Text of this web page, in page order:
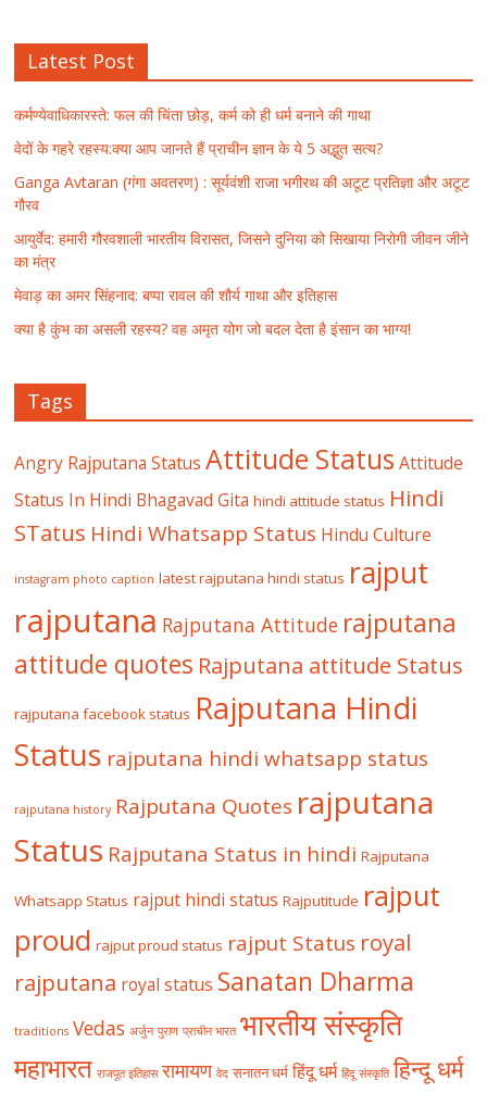
Latest Post
कर्मण्येवाधिकारस्ते: फल की चिंता छोड़, कर्म को ही धर्म बनाने की गाथा
वेदों के गहरे रहस्य:क्या आप जानते हैं प्राचीन ज्ञान के ये 5 अद्भुत सत्य?
Ganga Avtaran (गंगा अवतरण) : सूर्यवंशी राजा भगीरथ की अटूट प्रतिज्ञा और अटूट
गौरव
आयुर्वेद: हमारी गौरवशाली भारतीय विरासत, जिसने दुनिया को सिखाया निरोगी जीवन जीने
का मंत्र
मेवाड़ का अमर सिंहनाद: बप्पा रावल की शौर्य गाथा और इतिहास
क्या है कुंभ का असली रहस्य? वह अमृत योग जो बदल देता है इंसान का भाग्य!
Tags
Angry Rajputana Status Attitude Status Attitude
Status In Hindi Bhagavad Gita hindi attitude status Hindi
STatus Hindi Whatsapp Status Hindu Culture
instagram photo caption latest rajputana hindi status rajput
rajputana Rajputana Attitude rajputana
attitude quotes Rajputana attitude Status
rajputana facebook status Rajputana Hindi
Status rajputana hindi whatsapp status
rajputana history Rajputana Quotes rajputana
Status Rajputana Status in hindi Rajputana
Whatsapp Status rajput hindi status Rajputitude rajput
proud rajput proud status rajput Status royal
rajputana royal status Sanatan Dharma
traditions Vedas अर्जुन पुराण प्राचीन भारत भारतीय संस्कृति
महाभारत राजपूत इतिहास रामायण वेद सनातन धर्म हिंदू धर्म हिंदू संस्कृति हिन्दू धर्म